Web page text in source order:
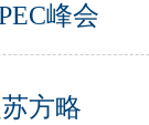
峰会
方略